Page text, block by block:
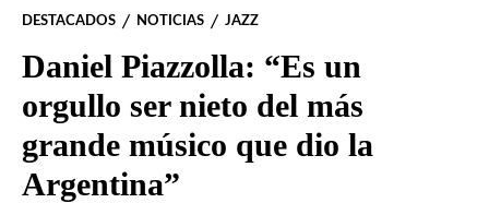
DESTACADOS NOTICIAS JAZZ
Daniel Piazzolla: “Es un
orgullo ser nieto del más
grande músico que dio la
Argentina”